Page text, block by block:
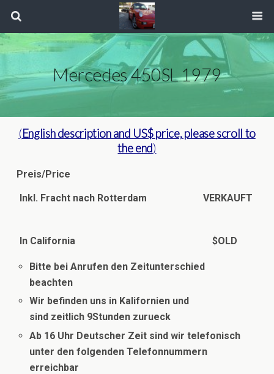
Mercedes 450SL 1979
(English descriptionand US$ price, please scroll to
the end)
Preis/Price
Inkl. Fracht nach Rotterdam VERKAUFT
In California $OLD
Bitte bei Anrufen den Zeitunterschied
beachten
Wir befinden uns in Kalifornien und
sind zeitlich 9Stunden zurueck
Ab 16 Uhr Deutscher Zeit sind wir telefonisch
unter den folgenden Telefonnummern
erreichbar